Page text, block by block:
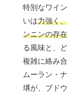
特別なワイ
いは力強く
ンニンの存在
る風味と、
複雑に絡み合
ムーラン・
壌が、ブド